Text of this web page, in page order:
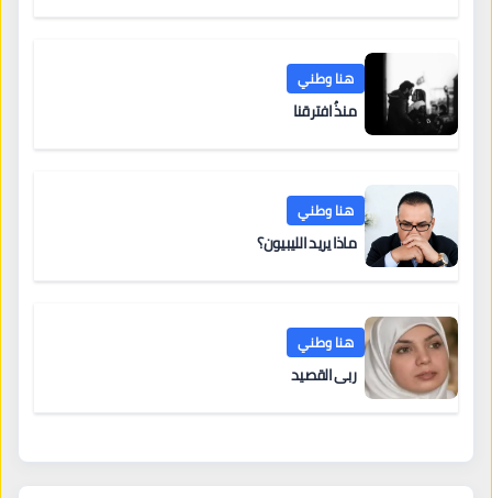
هنا وطني
منذُ افترقنا
هنا وطني
ماذا يريد الليبيون؟
هنا وطني
ربى القصيد